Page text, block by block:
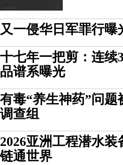
又一侵华日军罪行
十七年一把剪：连续
品谱系曝光
有毒“养生神药”问
调查组
2026亚洲工程潜水
链通世界